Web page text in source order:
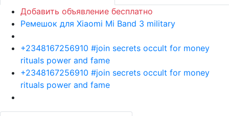
Добавить объявление бесплатно
Ремешок для Xiaomi Mi Band 3 military
+2348167256910 #join secrets occult for money
rituals power and fame
+2348167256910 #join secrets occult for money
rituals power and fame